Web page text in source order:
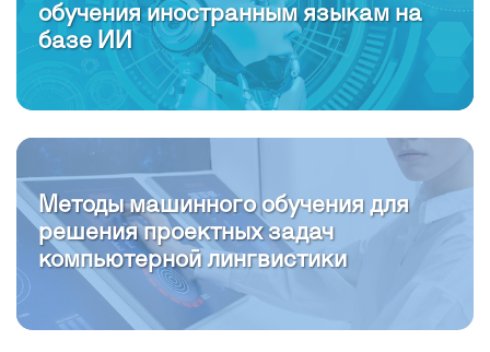
обучения иностранным языкам на
базе ИИ
Методы машинного обучения для
решения проектных задач
компьютерной лингвистики